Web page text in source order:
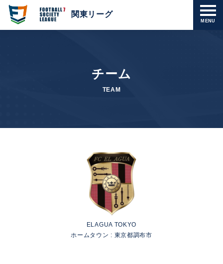
MENU
関東リーグ
チーム
TEAM
ELAGUA TOKYO
ホームタウン : 東京都調布市